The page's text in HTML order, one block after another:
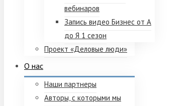
вебинаров
Запись видео Бизнес от А
до Я 1 сезон
Проект «Деловые люди»
О нас
Наши партнеры
Авторы, с которыми мы